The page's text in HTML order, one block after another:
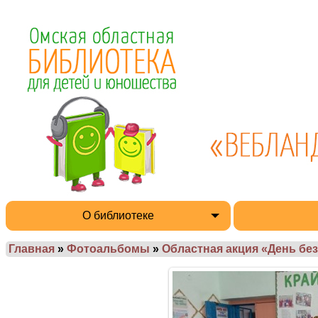
О библиотеке
Главная » Фотоальбомы » Областная акция «День